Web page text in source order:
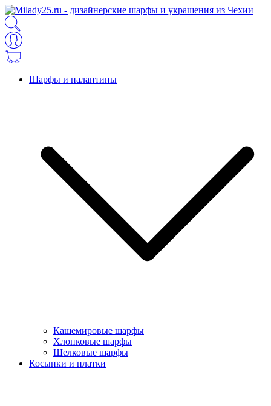
Шарфы и палантины
Кашемировые шарфы
Хлопковые шарфы
Шелковые шарфы
Косынки и платки